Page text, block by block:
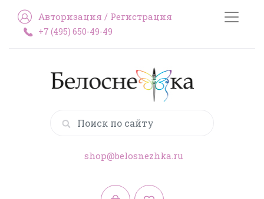
Авторизация / Регистрация
+7 (495) 650-49-49
shop@belosnezhka.ru